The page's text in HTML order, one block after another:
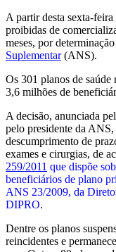
A partir desta sexta-
proibidas de
meses, por determinação
Suplementar(ANS).
Os 301 planos de saúde
3,6 milhões de
A decisão, anunciada
pelo presidente da
descumprimento de
exames e cirurgias, de
259/2011 que dispõe
beneficiários de plano
ANS 23/2009, da
DIPRO.
Dentre os planos
reincidentes e